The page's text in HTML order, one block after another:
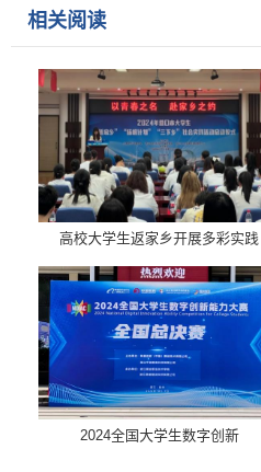
相关阅读
高校大学生返家乡开展多彩实践
​2024全国大学生数字创新